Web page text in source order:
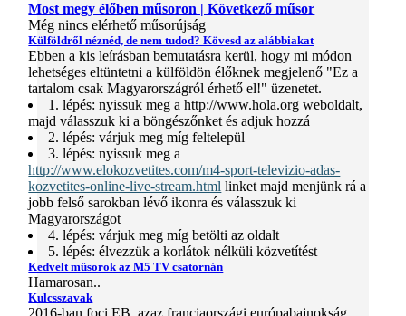
Most megy élőben műsoron | Következő műsor
Még nincs elérhető műsorújság
Külföldről néznéd, de nem tudod? Kövesd az alábbiakat
Ebben a kis leírásban bemutatásra kerül, hogy mi módon
lehetséges eltüntetni a külföldön élőknek megjelenő "Ez a
tartalom csak Magyarországról érhető el!" üzenetet.
1. lépés: nyissuk meg ahttp://www.hola.org weboldalt,
majd válasszuk ki a böngészőnket és adjuk hozzá
2. lépés: várjuk meg míg feltelepül
3. lépés: nyissuk meg a
http://www.elokozvetites.com/m4-sport-televizio-adas-
kozvetites-online-live-stream.html linket majd menjünk rá a
jobb felső sarokban lévő ikonra és válasszuk ki
Magyarországot
4. lépés: várjuk meg míg betölti az oldalt
5. lépés: élvezzük a korlátok nélküli közvetítést
Kedvelt műsorok az M5 TV csatornán
Hamarosan..
Kulcsszavak